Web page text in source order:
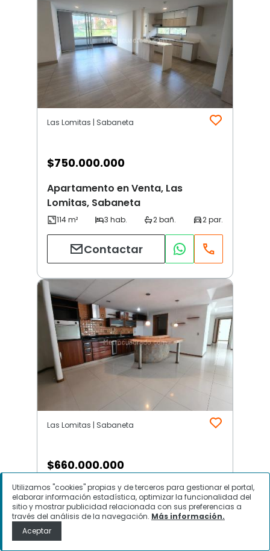
Las Lomitas | Sabaneta
$750.000.000
Apartamento en Venta, Las
Lomitas, Sabaneta
Contactar
Las Lomitas | Sabaneta
$660.000.000
Apartamento en Venta, Las
Lomitas, Sabaneta
Utilizamos "cookies" propias y de terceros para gestionar el portal,
elaborar información estadística, optimizar la funcionalidad del
sitio y mostrar publicidad relacionada con sus preferencias a
través del análisis de la navegación. Más información.
Aceptar